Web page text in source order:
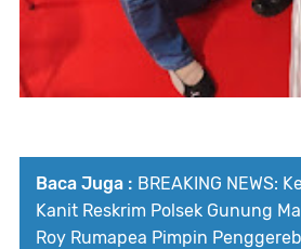
Baca Juga : BREAKING NEWS:
Kanit Reskrim Polsek Gunung
Roy Rumapea Pimpin